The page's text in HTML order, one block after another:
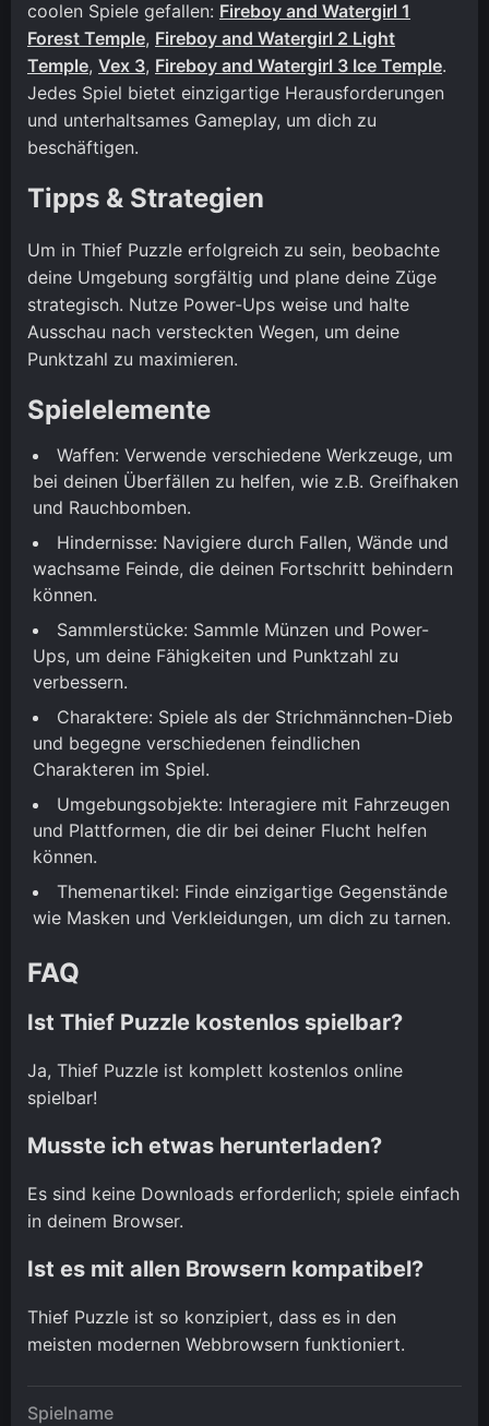
coolen Spiele gefallen: Fireboy and Watergirl 1
Forest Temple, Fireboy and Watergirl 2 Light
Temple, Vex 3, Fireboy and Watergirl 3 Ice Temple.
Jedes Spiel bietet einzigartige Herausforderungen
und unterhaltsames Gameplay, um dich zu
beschäftigen.
Tipps & Strategien
Um in Thief Puzzle erfolgreich zu sein, beobachte
deine Umgebung sorgfältig und plane deine Züge
strategisch. Nutze Power-Ups weise und halte
Ausschau nach versteckten Wegen, um deine
Punktzahl zu maximieren.
Spielelemente
Waffen: Verwende verschiedene Werkzeuge, um
bei deinen Überfällen zu helfen, wie z.B. Greifhaken
und Rauchbomben.
Hindernisse: Navigiere durch Fallen, Wände und
wachsame Feinde, die deinen Fortschritt behindern
können.
Sammlerstücke: Sammle Münzen und Power-
Ups, um deine Fähigkeiten und Punktzahl zu
verbessern.
Charaktere: Spiele als der Strichmännchen-Dieb
und begegne verschiedenen feindlichen
Charakteren im Spiel.
Umgebungsobjekte: Interagiere mit Fahrzeugen
und Plattformen, die dir bei deiner Flucht helfen
können.
Themenartikel: Finde einzigartige Gegenstände
wie Masken und Verkleidungen, um dich zu tarnen.
FAQ
Ist Thief Puzzle kostenlos spielbar?
Ja, Thief Puzzle ist komplett kostenlos online
spielbar!
Musste ich etwas herunterladen?
Es sind keine Downloads erforderlich; spiele einfach
in deinem Browser.
Ist es mit allen Browsern kompatibel?
Thief Puzzle ist so konzipiert, dass es in den
meisten modernen Webbrowsern funktioniert.
Spielname